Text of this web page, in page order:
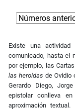
Existe una
comunicado, hasta el
por ejemplo, las
las heroidas de Ovidio
Gerardo Diego,
epistolar conlleva
aproximación